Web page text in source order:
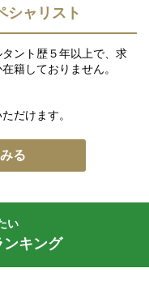
シャリスト
ント歴５年以上で、求
籍しておりません。
だけます。
る
い
ンキング